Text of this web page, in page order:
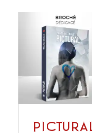
Pictural